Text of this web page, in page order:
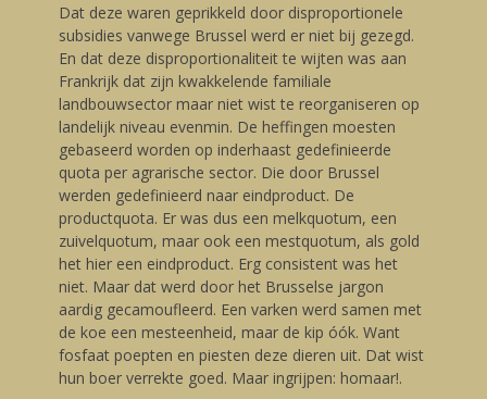
Dat deze waren geprikkeld door disproportionele
subsidies vanwege Brussel werd er niet bij gezegd.
En dat deze disproportionaliteit te wijten was aan
Frankrijk dat zijn kwakkelende familiale
landbouwsector maar niet wist te reorganiseren op
landelijk niveau evenmin. De heffingen moesten
gebaseerd worden op inderhaast gedefinieerde
quota per agrarische sector. Die door Brussel
werden gedefinieerd naar eindproduct. De
productquota. Er was dus een melkquotum, een
zuivelquotum, maar ook een mestquotum, als gold
het hier een eindproduct. Erg consistent was het
niet. Maar dat werd door het Brusselse jargon
aardig gecamoufleerd. Een varken werd samen met
de koe een mesteenheid, maar de kip óók. Want
fosfaat poepten en piesten deze dieren uit. Dat wist
hun boer verrekte goed. Maar ingrijpen: homaar!.